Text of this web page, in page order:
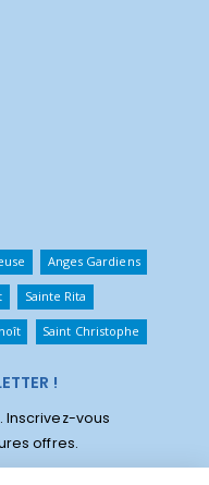
Anges Gardiens
Sainte Rita
Saint Christophe
!
Inscrivez-vous
offres.